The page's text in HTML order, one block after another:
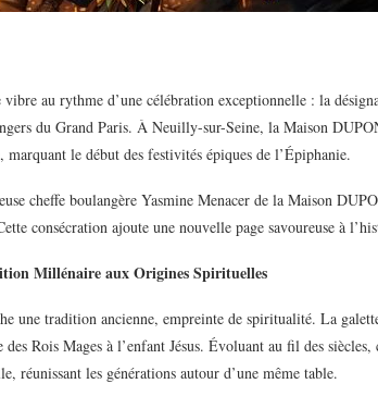
au rythme d’une célébration exceptionnelle : la
du Grand Paris. À Neuilly-sur-Seine, la Maison
le début des festivités épiques de l’Épiphanie.
cheffe boulangère Yasmine Menacer de la Maison
consécration ajoute une nouvelle page savoureuse à
Millénaire aux Origines Spirituelles
une tradition ancienne, empreinte de spiritualité. La
Rois Mages à l’enfant Jésus. Évoluant au fil des siècles,
réunissant les générations autour d’une même table.